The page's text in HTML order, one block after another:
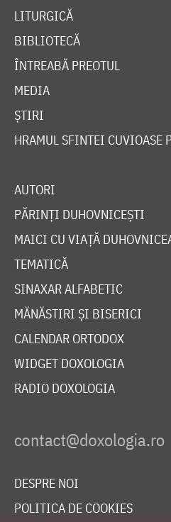
LITURGICĂ
BIBLIOTECĂ
ÎNTREABĂ PREOTUL
MEDIA
ȘTIRI
HRAMUL SFINTEI CUVIOASE
AUTORI
PĂRINȚI DUHOVNICEȘTI
MAICI CU VIAȚĂ
TEMATICĂ
SINAXAR ALFABETIC
MĂNĂSTIRI ȘI BISERICI
CALENDAR ORTODOX
WIDGET DOXOLOGIA
RADIO DOXOLOGIA
DESPRE NOI
POLITICA DE COOKIES